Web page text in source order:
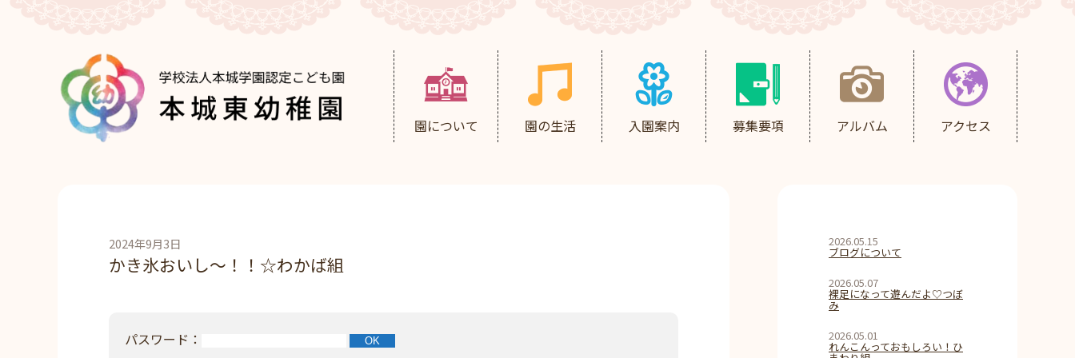
園について 園の生活 入園案内 募集要項 アルバム アクセス
2024年9月3日
かき氷おいし～！！☆わかば組
パスワード：
2026.05.15
ブログについて
2026.05.07
裸足になって遊んだよ♡つぼ
み
2026.05.01
れんこんっておもしろい！ひ